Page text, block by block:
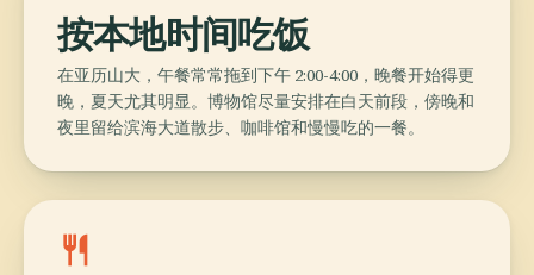
按本地时间吃饭
在亚历山大，午餐常常拖到下午 2:00-4:00，晚餐开始得更
晚，夏天尤其明显。博物馆尽量安排在白天前段，傍晚和
夜里留给滨海大道散步、咖啡馆和慢慢吃的一餐。
restaurant